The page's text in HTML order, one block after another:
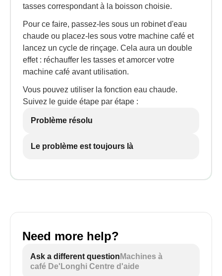
tasses correspondant à la boisson choisie.
Pour ce faire, passez-les sous un robinet d'eau
chaude ou placez-les sous votre machine café et
lancez un cycle de rinçage. Cela aura un double
effet : réchauffer les tasses et amorcer votre
machine café avant utilisation.
Vous pouvez utiliser la fonction eau chaude.
Suivez le guide étape par étape :
Problème résolu
Le problème est toujours là
Need more help?
Ask a different question Machines à
café De'Longhi Centre d'aide